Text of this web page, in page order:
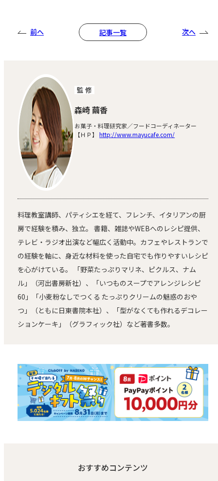
前へ 記事一覧 次へ
監 修
森崎 繭香
お菓子・料理研究家／フードコーディネーター
【ＨＰ】http://www.mayucafe.com/
料理教室講師、パティシエを経て、フレンチ、イタリアンの厨
房で経験を積み、独立。 書籍、雑誌やWEBへのレシピ提供、
テレビ・ラジオ出演など幅広く活動中。カフェやレストランで
の経験を軸に、身近な材料を使った自宅でも作りやすいレシピ
を心がけている。 「野菜たっぷりマリネ、ピクルス、ナム
ル」（河出書房新社）、「いつものスープでアレンジレシピ
60」「小麦粉なしでつくる たっぷりクリームの魅惑のおや
つ」（ともに日東書院本社）、「型がなくても作れるデコレー
ションケーキ」（グラフィック社）など著書多数。
おすすめコンテンツ